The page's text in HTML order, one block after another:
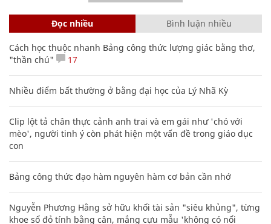
Đọc nhiều Bình luận nhiều
Cách học thuộc nhanh Bảng công thức lượng giác bằng thơ,
"thần chú"
17
Nhiều điểm bất thường ở bằng đại học của Lý Nhã Kỳ
Clip lột tả chân thực cảnh anh trai và em gái như 'chó với
mèo', người tinh ý còn phát hiện một vấn đề trong giáo dục
con
Bảng công thức đạo hàm nguyên hàm cơ bản cần nhớ
Nguyễn Phương Hằng sở hữu khối tài sản "siêu khủng", từng
khoe sổ đỏ tính bằng cân, mắng cựu mẫu 'không có nổi